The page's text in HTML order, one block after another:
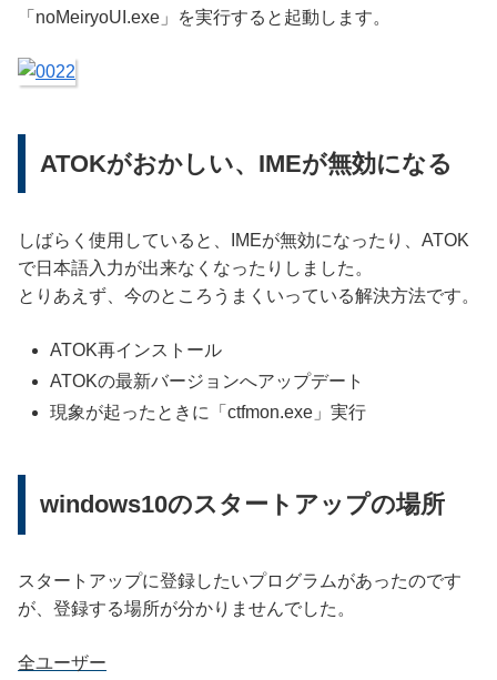
「noMeiryoUI.exe」を実行すると起動します。
ATOKがおかしい、IMEが無効になる
しばらく使用していると、IMEが無効になったり、ATOK
で日本語入力が出来なくなったりしました。
とりあえず、今のところうまくいっている解決方法です。
ATOK再インストール
ATOKの最新バージョンへアップデート
現象が起ったときに「ctfmon.exe」実行
windows10のスタートアップの場所
スタートアップに登録したいプログラムがあったのです
が、登録する場所が分かりませんでした。
全ユーザー